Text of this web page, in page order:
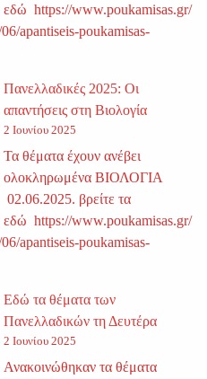
εδώ https://www.poukamisas.gr/
apantiseis-poukamisas-
Πανελλαδικές 2025: Οι
απαντήσεις στη Βιολογία
2 Ιουνίου 2025
Τα θέματα έχουν ανέβει
ολοκληρωμένα ΒΙΟΛΟΓΙΑ
02.06.2025. βρείτε τα
εδώ https://www.poukamisas.gr/
apantiseis-poukamisas-
Εδώ τα θέματα των
Πανελλαδικών τη Δευτέρα
2 Ιουνίου 2025
Ανακοινώθηκαν τα θέματα